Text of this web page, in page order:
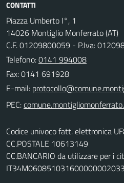
CONTATTI
Piazza Umberto I°, 1
14026 Montiglio Monferrato (AT)
C.F. 01209800059 - P.Iva:
Telefono:0141 994008
Fax: 0141 691928
E-mail:
PEC:
Codice univoco fatt. elettronica
CC.POSTALE 10613149
CC.BANCARIO da utilizzare per i